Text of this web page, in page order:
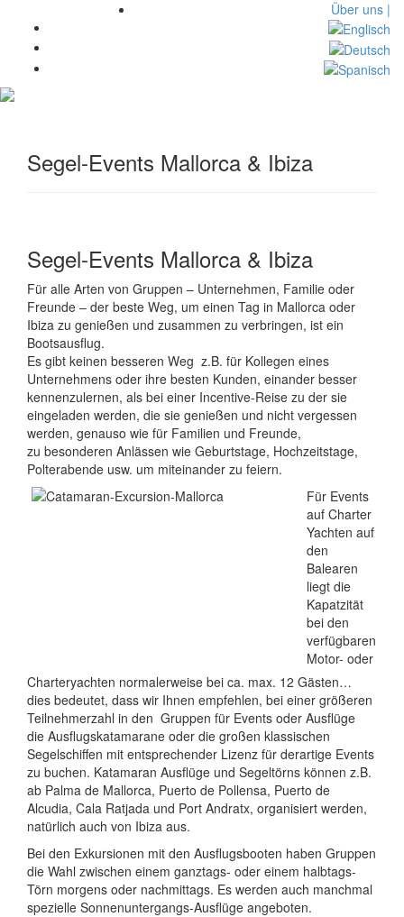
Über uns |
Segel-Events Mallorca & Ibiza
Segel-Events Mallorca & Ibiza
Für alle Arten von Gruppen – Unternehmen, Familie oder
Freunde – der beste Weg, um einen Tag in Mallorca oder
Ibiza zu genießen und zusammen zu verbringen, ist ein
Bootsausflug.
Es gibt keinen besseren Weg z.B. für Kollegen eines
Unternehmens oder ihre besten Kunden, einander besser
kennenzulernen, als bei einer Incentive-Reise zu der sie
eingeladen werden, die sie genießen und nicht vergessen
werden, genauso wie für Familien und Freunde,
zu besonderen Anlässen wie Geburtstage, Hochzeitstage,
Polterabende usw. um miteinander zu feiern.
Für Events
auf Charter
Yachten auf
den
Balearen
liegt die
Kapatzität
bei den
verfügbaren
Motor- oder
Charteryachten normalerweise bei ca. max. 12 Gästen…
dies bedeutet, dass wir Ihnen empfehlen, bei einer größeren
Teilnehmerzahl in den Gruppen für Events oder Ausflüge
die Ausflugskatamarane oder die großen klassischen
Segelschiffen mit entsprechender Lizenz für derartige Events
zu buchen. Katamaran Ausflüge und Segeltörns können z.B.
ab Palma de Mallorca, Puerto de Pollensa, Puerto de
Alcudia, Cala Ratjada und Port Andratx, organisiert werden,
natürlich auch von Ibiza aus.
Bei den Exkursionen mit den Ausflugsbooten haben Gruppen
die Wahl zwischen einem ganztags- oder einem halbtags-
Törn morgens oder nachmittags. Es werden auch manchmal
spezielle Sonnenuntergangs-Ausflüge angeboten.